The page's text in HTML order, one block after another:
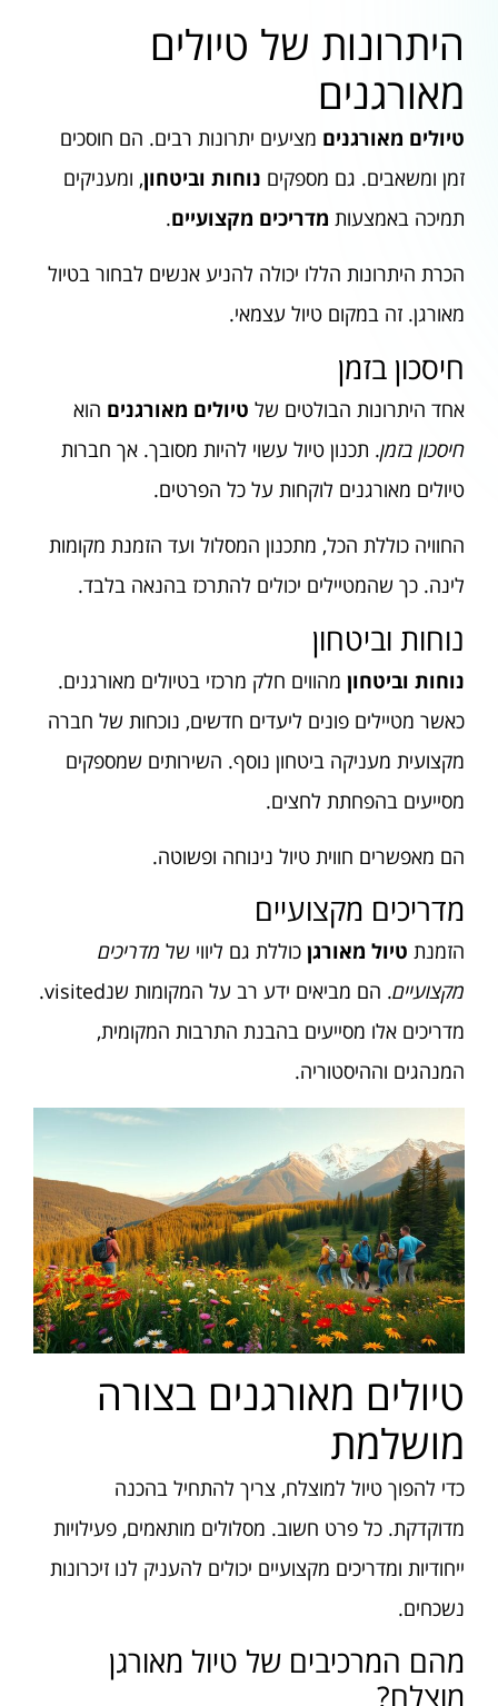
היתרונות של טיולים
מאורגנים
טיולים מאורגנים מציעים יתרונות רבים. הם חוסכים
זמן ומשאבים. גם מספקים נוחות וביטחון, ומעניקים
תמיכה באמצעות מדריכים מקצועיים.
הכרת היתרונות הללו יכולה להניע אנשים לבחור בטיול
מאורגן. זה במקום טיול עצמאי.
חיסכון בזמן
אחד היתרונות הבולטים של טיולים מאורגנים הוא
חיסכון בזמן. תכנון טיול עשוי להיות מסובך. אך חברות
טיולים מאורגנים לוקחות על כל הפרטים.
החוויה כוללת הכל, מתכנון המסלול ועד הזמנת מקומות
לינה. כך שהמטיילים יכולים להתרכז בהנאה בלבד.
נוחות וביטחון
נוחות וביטחון מהווים חלק מרכזי בטיולים מאורגנים.
כאשר מטיילים פונים ליעדים חדשים, נוכחות של חברה
מקצועית מעניקה ביטחון נוסף. השירותים שמספקים
מסייעים בהפחתת לחצים.
הם מאפשרים חווית טיול נינוחה ופשוטה.
מדריכים מקצועיים
הזמנת טיול מאורגן כוללת גם ליווי של מדריכים
מקצועיים
. הם מביאים ידע רב על המקומות שנvisited.
מדריכים אלו מסייעים בהבנת התרבות המקומית,
המנהגים וההיסטוריה.
טיולים מאורגנים בצורה
מושלמת
כדי להפוך טיול למוצלח, צריך להתחיל בהכנה
מדוקדקת. כל פרט חשוב. מסלולים מותאמים, פעילויות
ייחודיות ומדריכים מקצועיים יכולים להעניק לנו זיכרונות
נשכחים.
מהם המרכיבים של טיול מאורגן
מוצלח?